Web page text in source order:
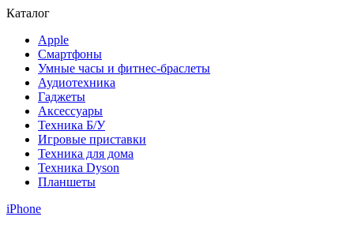
Каталог
Apple
Смартфоны
Умные часы и фитнес-браслеты
Аудиотехника
Гаджеты
Аксессуары
Техника Б/У
Игровые приставки
Техника для дома
Техника Dyson
Планшеты
iPhone